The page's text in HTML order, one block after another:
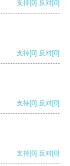
支持[0] 反对[0]
支持[0] 反对[0]
支持[0] 反对[0]
支持[0] 反对[0]